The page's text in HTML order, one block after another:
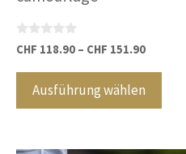
0
v
CHF 118.90 – CHF 151.90
Ausführung wählen
weist